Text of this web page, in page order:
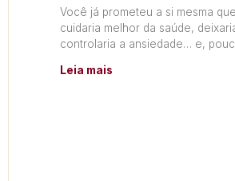
Você já prometeu a si mesma
cuidaria melhor da saúde,
controlaria a ansiedade… e,
Leia mais